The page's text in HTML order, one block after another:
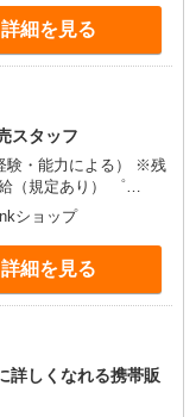
有）★ ゜・。○。・゜
詳細を見る
スタッフ
験・能力による） ※残
規定あり） ゜
・゜+゜ 入社祝い金10
。○。・゜+゜
ショップ
詳細を見る
詳しくなれる携帯販